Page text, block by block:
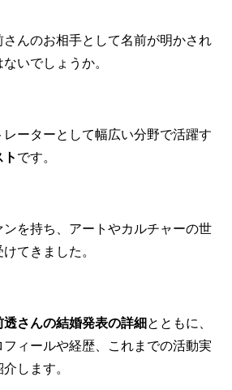
んのお相手として名前が明かされ
いでしょうか。
ーターとして幅広い分野で活躍す
です。
ンを持ち、アートやカルチャーの世
てきました。
透さんの結婚発表の詳細 とともに、
ィールや経歴、これまでの活動実
します。